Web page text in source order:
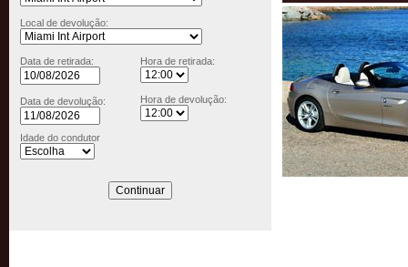
Local de devolução:
Data de retirada: Hora de retirada:
Data de devolução: Hora de devolução:
Idade do condutor